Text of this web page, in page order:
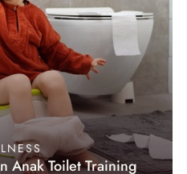
Anak Toilet Training